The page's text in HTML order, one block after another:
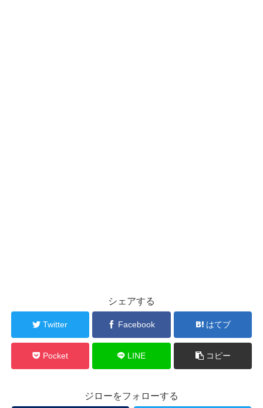
シェアする
Twitter Facebook はてブ
Pocket LINE コピー
ジローをフォローする